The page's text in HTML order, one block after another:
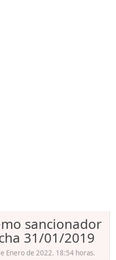
sancionador
31/01/2019
Enero de 2022. 18:54 horas.